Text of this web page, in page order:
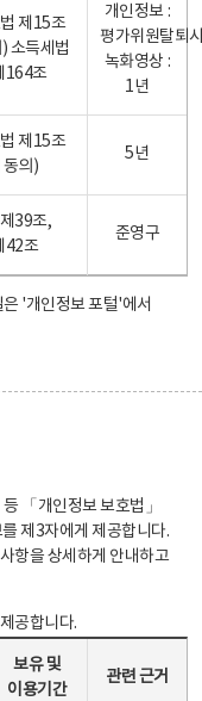
제15조
소득세법
164조
개인정보 :
평가위원탈퇴
녹화영상 :
1년
제15조
동의)
5년
39조,
42조
준영구
은 '개인정보 포털'에서
「개인정보 보호법」
제3자에게 제공합니다.
항을 상세하게 안내하고
공합니다.
보유 및
이용기간
관련 근거